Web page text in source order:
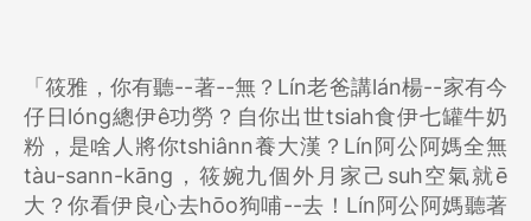
「筱雅，你有聽--著--無？Lín老爸講lán楊--家有今
仔日lóng總伊ê功勞？自你出世tsiah食伊七罐牛奶
粉，是啥人將你tshiânn養大漢？Lín阿公阿媽全無
tàu-sann-kāng，筱婉九個外月家己suh空氣就ē
大？你看伊良心去hōo狗哺--去！Lín阿公阿媽聽著